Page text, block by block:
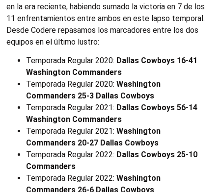
en la era reciente, habiendo sumado la victoria en 7 de los
11 enfrentamientos entre ambos en este lapso temporal.
Desde Codere repasamos los marcadores entre los dos
equipos en el último lustro:
Temporada Regular 2020: Dallas Cowboys 16-41
Washington Commanders
Temporada Regular 2020: Washington
Commanders 25-3 Dallas Cowboys
Temporada Regular 2021: Dallas Cowboys 56-14
Washington Commanders
Temporada Regular 2021: Washington
Commanders 20-27 Dallas Cowboys
Temporada Regular 2022: Dallas Cowboys 25-10
Commanders
Temporada Regular 2022: Washington
Commanders 26-6 Dallas Cowboys